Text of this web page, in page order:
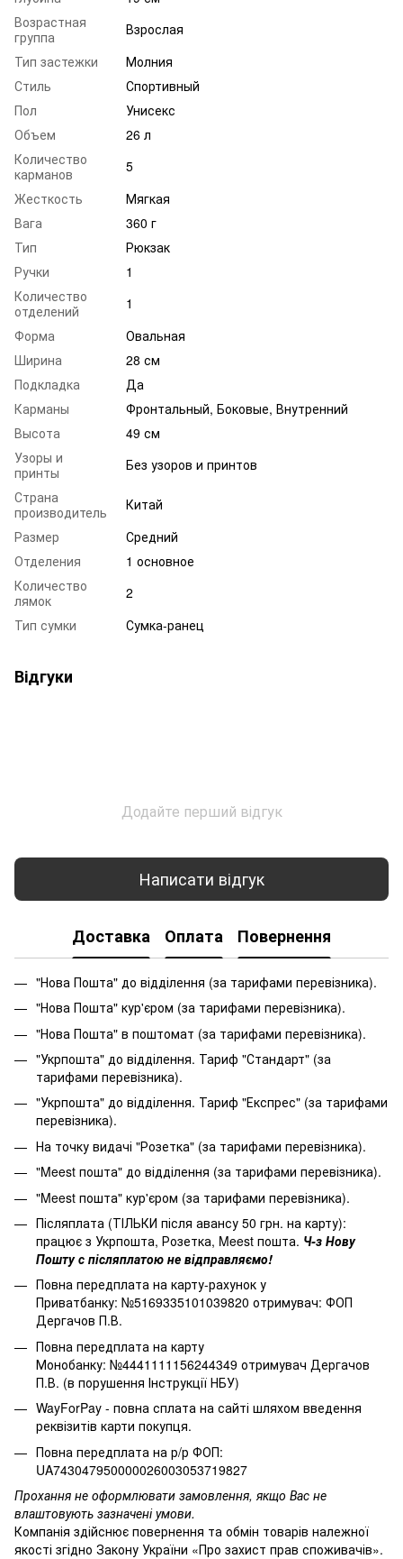
Возрастная
группа
Взрослая
Тип застежки
Молния
Стиль
Спортивный
Пол
Унисекс
Объем
26 л
Количество
карманов
5
Жесткость
Мягкая
Вага
360 г
Тип
Рюкзак
Ручки
1
Количество
отделений
1
Форма
Овальная
Ширина
28 см
Подкладка
Да
Карманы
Фронтальный, Боковые, Внутренний
Высота
49 см
Узоры и
принты
Без узоров и принтов
Страна
производитель
Китай
Размер
Средний
Отделения
1 основное
Количество
лямок
2
Тип сумки
Сумка-ранец
Відгуки
Додайте перший відгук
Написати відгук
Доставка Оплата Повернення
"Нова Пошта" до відділення (за тарифами перевізника).
"Нова Пошта" кур'єром (за тарифами перевізника).
"Нова Пошта" в поштомат (за тарифами перевізника).
"Укрпошта" до відділення. Тариф "Стандарт" (за
тарифами перевізника).
"Укрпошта" до відділення. Тариф "Експрес" (за тарифами
перевізника).
На точку видачі "Розетка" (за тарифами перевізника).
"Meest пошта" до відділення (за тарифами перевізника).
"Meest пошта" кур'єром (за тарифами перевізника).
Післяплата (ТІЛЬКИ після авансу 50 грн. на карту):
працює з Укрпошта, Розетка, Meest пошта. Ч-з Нову
Пошту с післяплатою не відправляємо!
Повна передплата на карту-рахунок у
Приватбанку: №5169335101039820 отримувач: ФОП
Дергачов П.В.
Повна передплата на карту
Монобанку: №4441111156244349 отримувач Дергачов
П.В. (в порушення Інструкції НБУ)
WayForPay - повна сплата на сайті шляхом введення
реквізитів карти покупця.
Повна передплата на р/р ФОП:
UA743047950000026003053719827
Прохання не оформлювати замовлення, якщо Вас не
влаштовують зазначені умови.
Компанія здійснює повернення та обмін товарів належної
якості згідно Закону України «Про захист прав споживачів».